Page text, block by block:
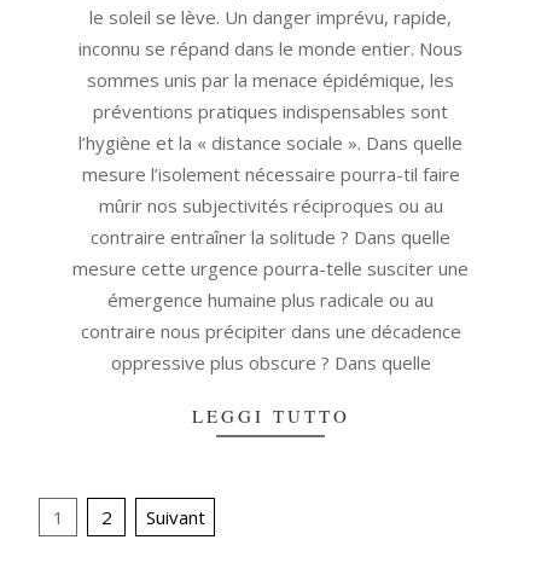
le soleil se lève. Un danger imprévu, rapide,
inconnu se répand dans le monde entier. Nous
sommes unis par la menace épidémique, les
préventions pratiques indispensables sont
l’hygiène et la « distance sociale ». Dans quelle
mesure l’isolement nécessaire pourra-til faire
mûrir nos subjectivités réciproques ou au
contraire entraîner la solitude ? Dans quelle
mesure cette urgence pourra-telle susciter une
émergence humaine plus radicale ou au
contraire nous précipiter dans une décadence
oppressive plus obscure ? Dans quelle
LEGGI TUTTO
Navigation
1 2 Suivant